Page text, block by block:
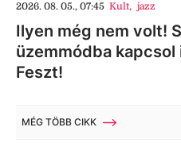
2026. 08. 05., 07:45 Kult, jazz
Ilyen még nem volt!
üzemmódba kapcsol
Feszt!
MÉG TÖBB CIKK